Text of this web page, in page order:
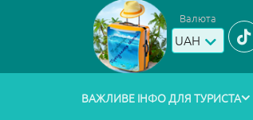
Валюта
UAH
ВАЖЛИВЕ ІНФО ДЛЯ ТУРИСТА